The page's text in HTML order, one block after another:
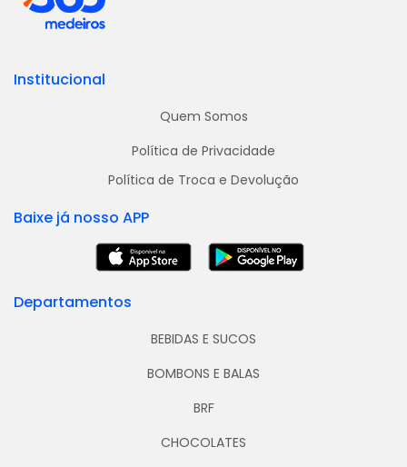
Institucional
Quem Somos
Política de Privacidade
Política de Troca e Devolução
Baixe já nosso APP
Departamentos
BEBIDAS E SUCOS
BOMBONS E BALAS
BRF
CHOCOLATES